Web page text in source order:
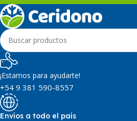
¡Estamos para ayudarte!
+54 9 381 590-8557
Envíos a todo el país